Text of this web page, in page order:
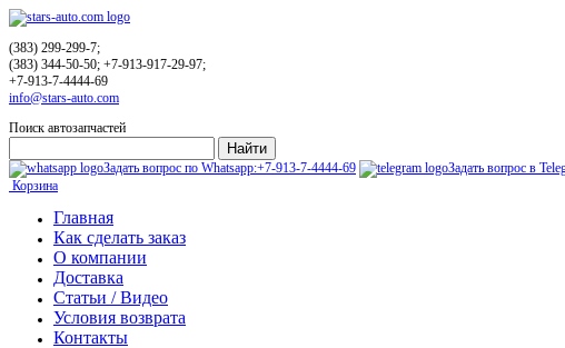
(383) 299-299-7;
(383) 344-50-50; +7-913-917-29-97;
+7-913-7-4444-69
info@stars-auto.com
Поиск автозапчастей
Задать вопрос по Whatsapp:+7-913-7-4444-69 Задать вопрос в
Корзина
Главная
Как сделать заказ
О компании
Доставка
Статьи / Видео
Условия возврата
Контакты